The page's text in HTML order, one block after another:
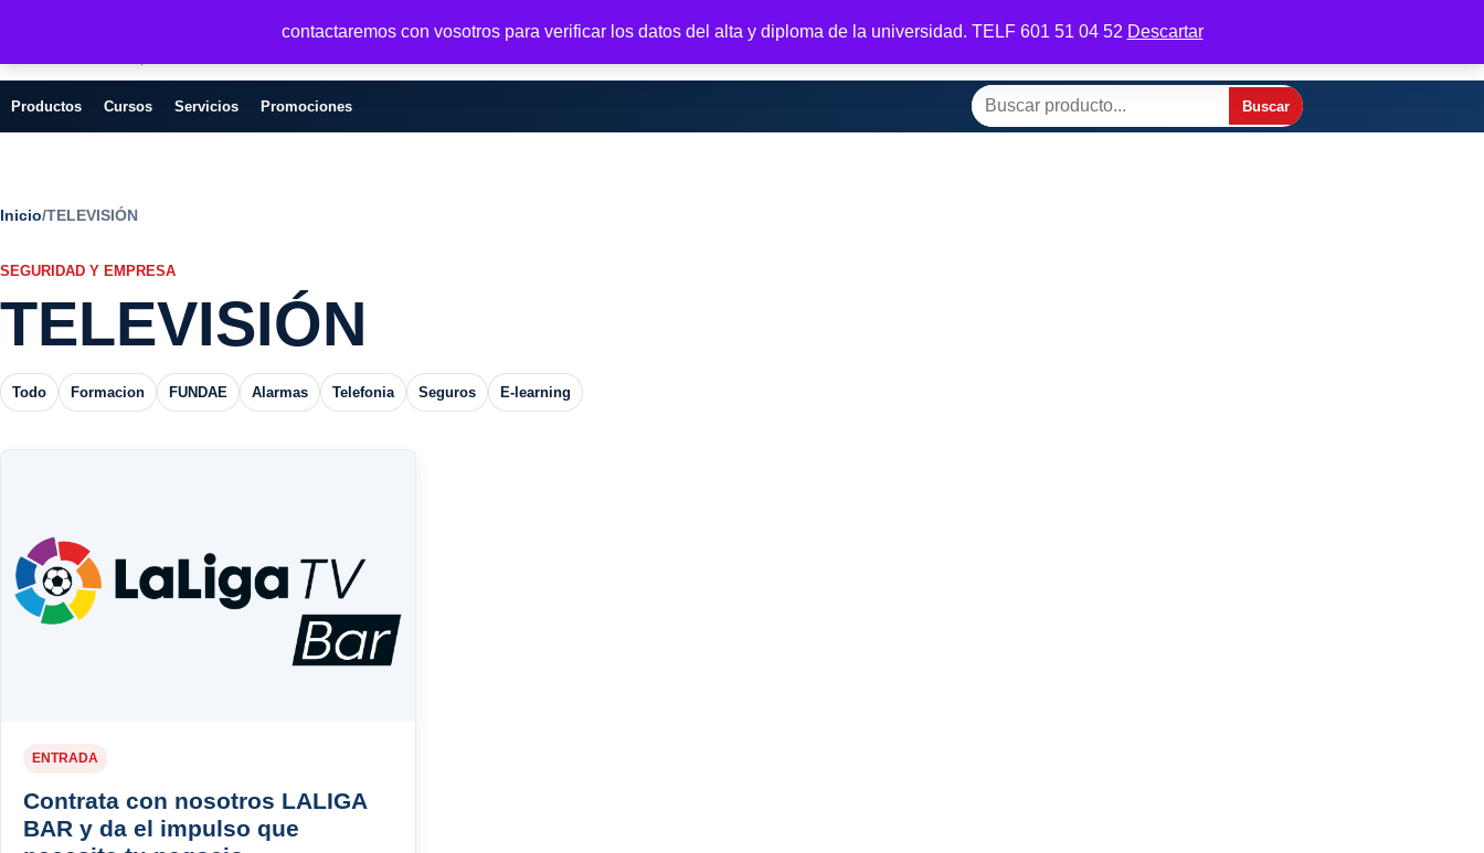
contactaremos con vosotros para verificar los datos del alta y diploma de la universidad. TELF 601 51 04 52 Descartar
Servicios, formacion y seguridad para
casa Tienda Registrar Tu membresía Salir Bienvenido Modifica tu perfil Contactar por WhatsApp
Productos Cursos Servicios Promociones
Buscar
Buscar
Inicio/TELEVISIÓN
SEGURIDAD Y EMPRESA
TELEVISIÓN
Todo Formacion FUNDAE Alarmas Telefonia Seguros E-learning
ENTRADA
Contrata con nosotros LALIGA
BAR y da el impulso que